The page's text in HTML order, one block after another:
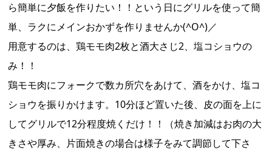
ら簡単に夕飯を作りたい！！という日にグリルを使って簡
単、ラクにメインおかずを作りませんか(^O^)／
用意するのは、鶏モモ肉2枚と酒大さじ2、塩コショウの
み！！
鶏モモ肉にフォークで数カ所穴をあけて、酒をかけ、塩コ
ショウを振りかけます。10分ほど置いた後、皮の面を上に
してグリルで12分程度焼くだけ！！（焼き加減はお肉の大
きさや厚み、片面焼きの場合は様子をみて調節して下さ